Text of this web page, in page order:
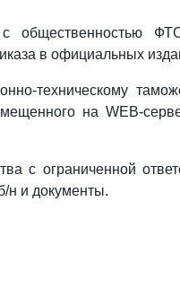
общественностью
в официальных
техническому
на WEB-
с ограниченной
н и документы.